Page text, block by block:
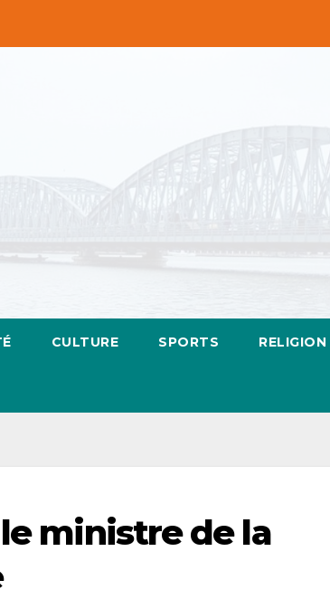
CULTURE SPORTS RELIGION
ministre de la